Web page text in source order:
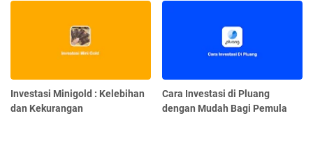
Investasi Minigold : Kelebihan
dan Kekurangan
Cara Investasi di Pluang
dengan Mudah Bagi Pemula